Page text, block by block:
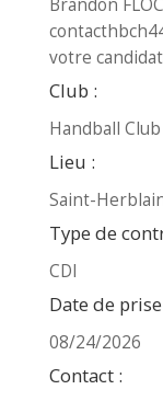
Brandon
votre
Club :
Handball
Lieu :
Saint-
Type de
CDI
Date de
08/24/2026
Contact :